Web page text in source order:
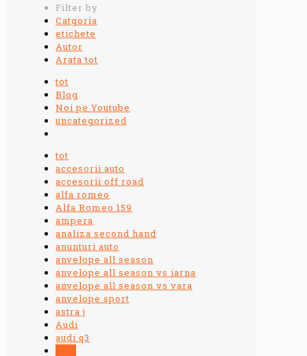
Filter by
Catgoria
etichete
Autor
Arata tot
tot
Blog
Noi pe Youtube
uncategorized
tot
accesorii auto
accesorii off road
alfa romeo
Alfa Romeo 159
ampera
analiza second hand
anunturi auto
anvelope all season
anvelope all season vs iarna
anvelope all season vs vara
anvelope sport
astra j
Audi
audi q3